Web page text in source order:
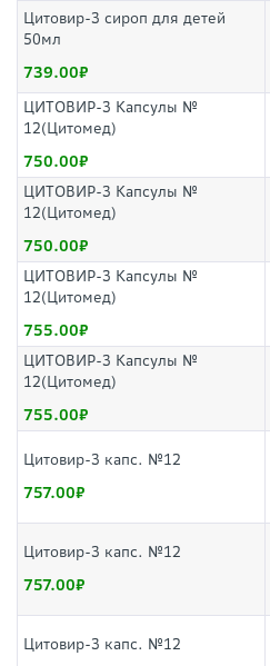
Цитовир-3 сироп для детей
50мл
739.00
ЦИТОВИР-3 Капсулы №
12(Цитомед)
750.00
ЦИТОВИР-3 Капсулы №
12(Цитомед)
750.00
ЦИТОВИР-3 Капсулы №
12(Цитомед)
755.00
ЦИТОВИР-3 Капсулы №
12(Цитомед)
755.00
Цитовир-3 капс. №12
757.00
Цитовир-3 капс. №12
757.00
Цитовир-3 капс. №12